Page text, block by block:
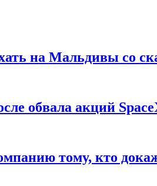
на Мальдивы со
обвала акций
тому, кто